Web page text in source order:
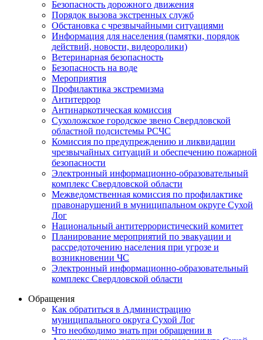
Безопасность дорожного движения
Порядок вызова экстренных служб
Обстановка с чрезвычайными ситуациями
Информация для населения (памятки, порядок
действий, новости, видеоролики)
Ветеринарная безопасность
Безопасность на воде
Мероприятия
Профилактика экстремизма
Антитеррор
Антинаркотическая комиссия
Сухоложское городское звено Свердловской
областной подсистемы РСЧС
Комиссия по предупреждению и ликвидации
чрезвычайных ситуаций и обеспечению пожарной
безопасности
Электронный информационно-образовательный
комплекс Cвердловской области
Межведомственная комиссия по профилактике
правонарушений в муниципальном округе Сухой
Лог
Национальный антитеррористический комитет
Планирование мероприятий по эвакуации и
рассредоточению населения при угрозе и
возникновении ЧС
Электронный информационно-образовательный
комплекс Свердловской области
Обращения
Как обратиться в Администрацию
муниципального округа Сухой Лог
Что необходимо знать при обращении в